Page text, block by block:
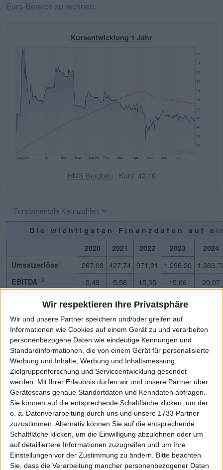
Wir respektieren Ihre Privatsphäre
Wir und unsere Partner speichern und/oder greifen auf
Informationen wie Cookies auf einem Gerät zu und verarbeiten
personenbezogene Daten wie eindeutige Kennungen und
Standardinformationen, die von einem Gerät für personalisierte
Werbung und Inhalte, Werbung und Inhaltsmessung,
Zielgruppenforschung und Serviceentwicklung gesendet
werden.
Mit Ihrer Erlaubnis dürfen wir und unsere Partner über
Gerätescans genaue Standortdaten und Kenndaten abfragen.
Sie können auf die entsprechende Schaltfläche klicken, um der
o. a. Datenverarbeitung durch uns und unsere 1733 Partner
zuzustimmen. Alternativ können Sie auf die entsprechende
Schaltfläche klicken, um die Einwilligung abzulehnen oder um
auf detailliertere Informationen zuzugreifen und um Ihre
Einstellungen vor der Zustimmung zu ändern.
Bitte beachten
Sie, dass die Verarbeitung mancher personenbezogener Daten
Euro-Bereich zu rechnen.
Kursentwicklung 1 Jahr
HMS Bergbau Kurs: 42,10
Fundamentale Kennzahlen
Die wichtigsten Finanzdaten auf
2020
2021 2022 2023
2024
Umsatzerlöse1 267,08 427,74 971,91 1.296,20
EBITDA1,2 5,49 5,58 15,35 15,66 20,07
EBITDA-Marge % 2,06 1,31 1,58 1,21
EBIT 2,41 5,41 14,98 15,36
EBIT-Marge %5 0,90 1,27 1,54 1,19 1,42
Jahresüberschuss 2,81 3,20 10,39 12,44 13,25
Netto-Marge %6 1,05 0,75 1,07 0,96
Cashflow1,7 5,33 15,35 -1,23 9,98 8,54
Ergebnis je Aktie 0,62 0,71 2,29 2,74 2,89
Dividende je Aktie8 0,00 0,04 0,77 0,92
Quelle: boersengefluester.de und Firmenangaben; Zahlen
für 2026 geschätzt